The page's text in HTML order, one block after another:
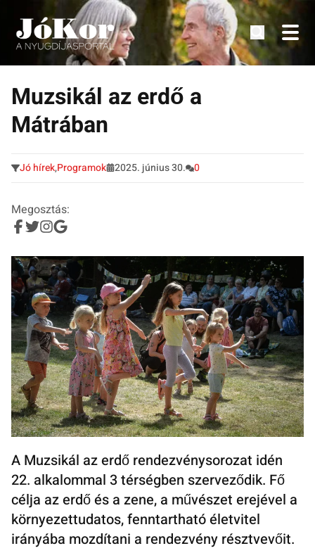
Tovább
tartalomra
Tudnivalók, érdekességek idősek számára.
Muzsikál az erdő a
Mátrában
Jó hírek,Programok 2025. június 30. 0
Megosztás:
A Muzsikál az erdő rendezvénysorozat idén
22. alkalommal 3 térségben szerveződik. Fő
célja az erdő és a zene, a művészet erejével a
környezettudatos, fenntartható életvitel
irányába mozdítani a rendezvény résztvevőit.